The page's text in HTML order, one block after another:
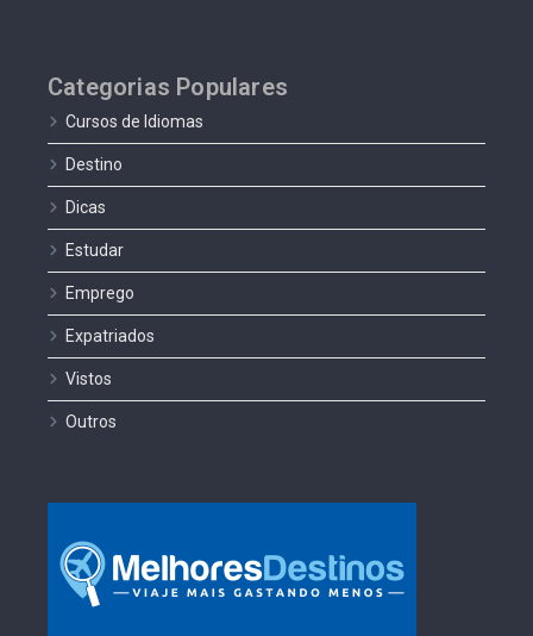
Categorias Populares
Cursos de Idiomas
Destino
Dicas
Estudar
Emprego
Expatriados
Vistos
Outros